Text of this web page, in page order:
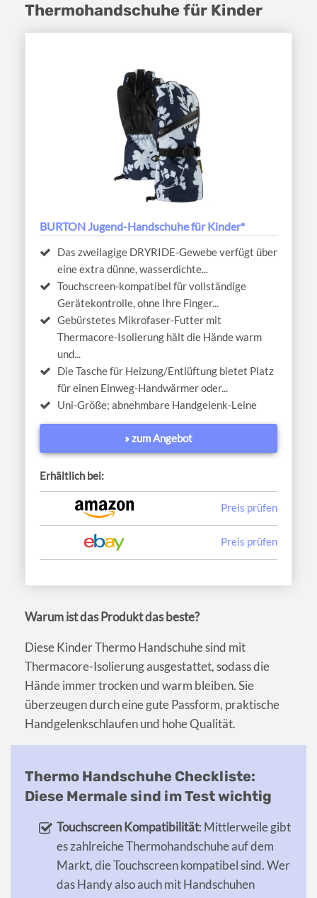
Thermohandschuhe für Kinder
BURTON Jugend-Handschuhe für Kinder*
Das zweilagige DRYRIDE-Gewebe verfügt über
eine extra dünne, wasserdichte...
Touchscreen-kompatibel für vollständige
Gerätekontrolle, ohne Ihre Finger...
Gebürstetes Mikrofaser-Futter mit
Thermacore-Isolierung hält die Hände warm
und...
Die Tasche für Heizung/Entlüftung bietet Platz
für einen Einweg-Handwärmer oder...
Uni-Größe; abnehmbare Handgelenk-Leine
» zum Angebot
Erhältlich bei:
Preis prüfen
Preis prüfen
Warum ist das Produkt das beste?
Diese Kinder Thermo Handschuhe sind mit
Thermacore-Isolierung ausgestattet, sodass die
Hände immer trocken und warm bleiben. Sie
überzeugen durch eine gute Passform, praktische
Handgelenkschlaufen und hohe Qualität.
Thermo Handschuhe Checkliste:
Diese Mermale sind im Test wichtig
Touchscreen Kompatibilität: Mittlerweile gibt
es zahlreiche Thermohandschuhe auf dem
Markt, die Touchscreen kompatibel sind. Wer
das Handy also auch mit Handschuhen